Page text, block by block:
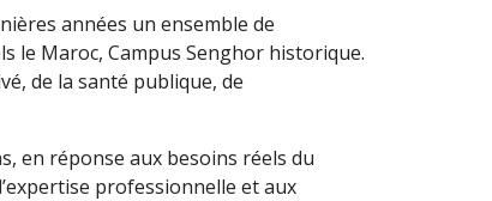
années un ensemble de
le Maroc, Campus Senghor historique.
de la santé publique, de
en réponse aux besoins réels du
professionnelle et aux